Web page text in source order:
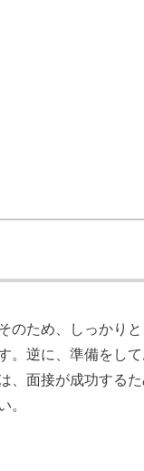
のため、しっかり
。逆に、準備をし
、面接が成功する
。